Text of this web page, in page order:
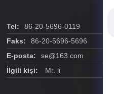
Tel:
86-20-5696-0119
Faks:
86-20-5696-5696
E-posta:
se@163.com
İlgili kişi:
Mr. li